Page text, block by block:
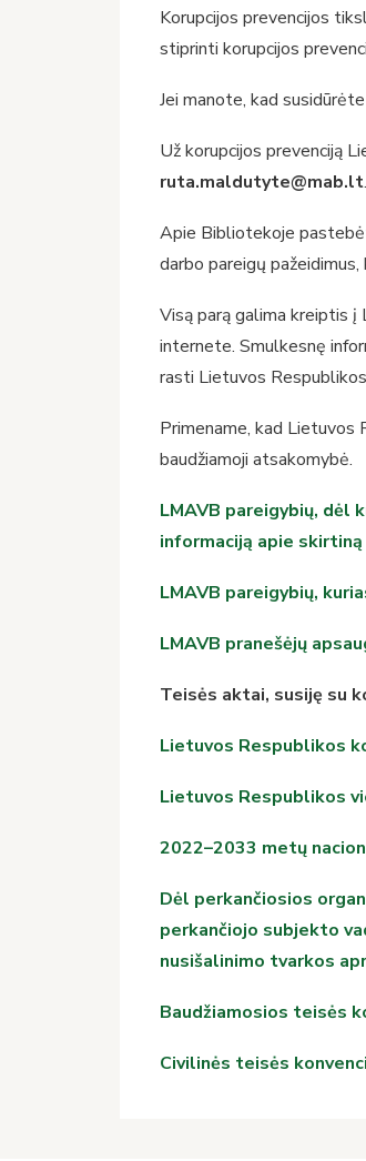
Korupcijos prevencijos
stiprinti korupcijos
Jei manote, kad
Už korupcijos prevenciją
ruta.maldutyte@mab.lt.
Apie Bibliotekoje
darbo pareigų
Visą parą galima kreiptis
internete. Smulkesnę
rasti Lietuvos
Primename, kad
baudžiamoji atsakomybė.
LMAVB pareigybių, dėl
informaciją apie skirtiną
LMAVB pareigybių,
LMAVB pranešėjų
Teisės aktai, susiję su
Lietuvos Respublikos
Lietuvos Respublikos
2022–2033 metų
Dėl perkančiosios
perkančiojo subjekto
nusišalinimo tvarkos
Baudžiamosios teisės
Civilinės teisės